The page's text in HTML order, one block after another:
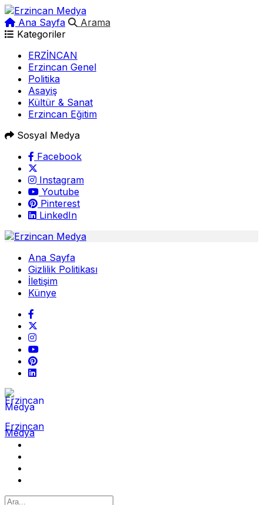
Ana Sayfa
Arama
Kategoriler
ERZİNCAN
Erzincan Genel
Politika
Asayiş
Kültür & Sanat
Erzincan Eğitim
Sosyal Medya
Facebook
Instagram
Youtube
Pinterest
LinkedIn
Ana Sayfa
Gizlilik Politikası
İletişim
Künye
Erzincan
Medya